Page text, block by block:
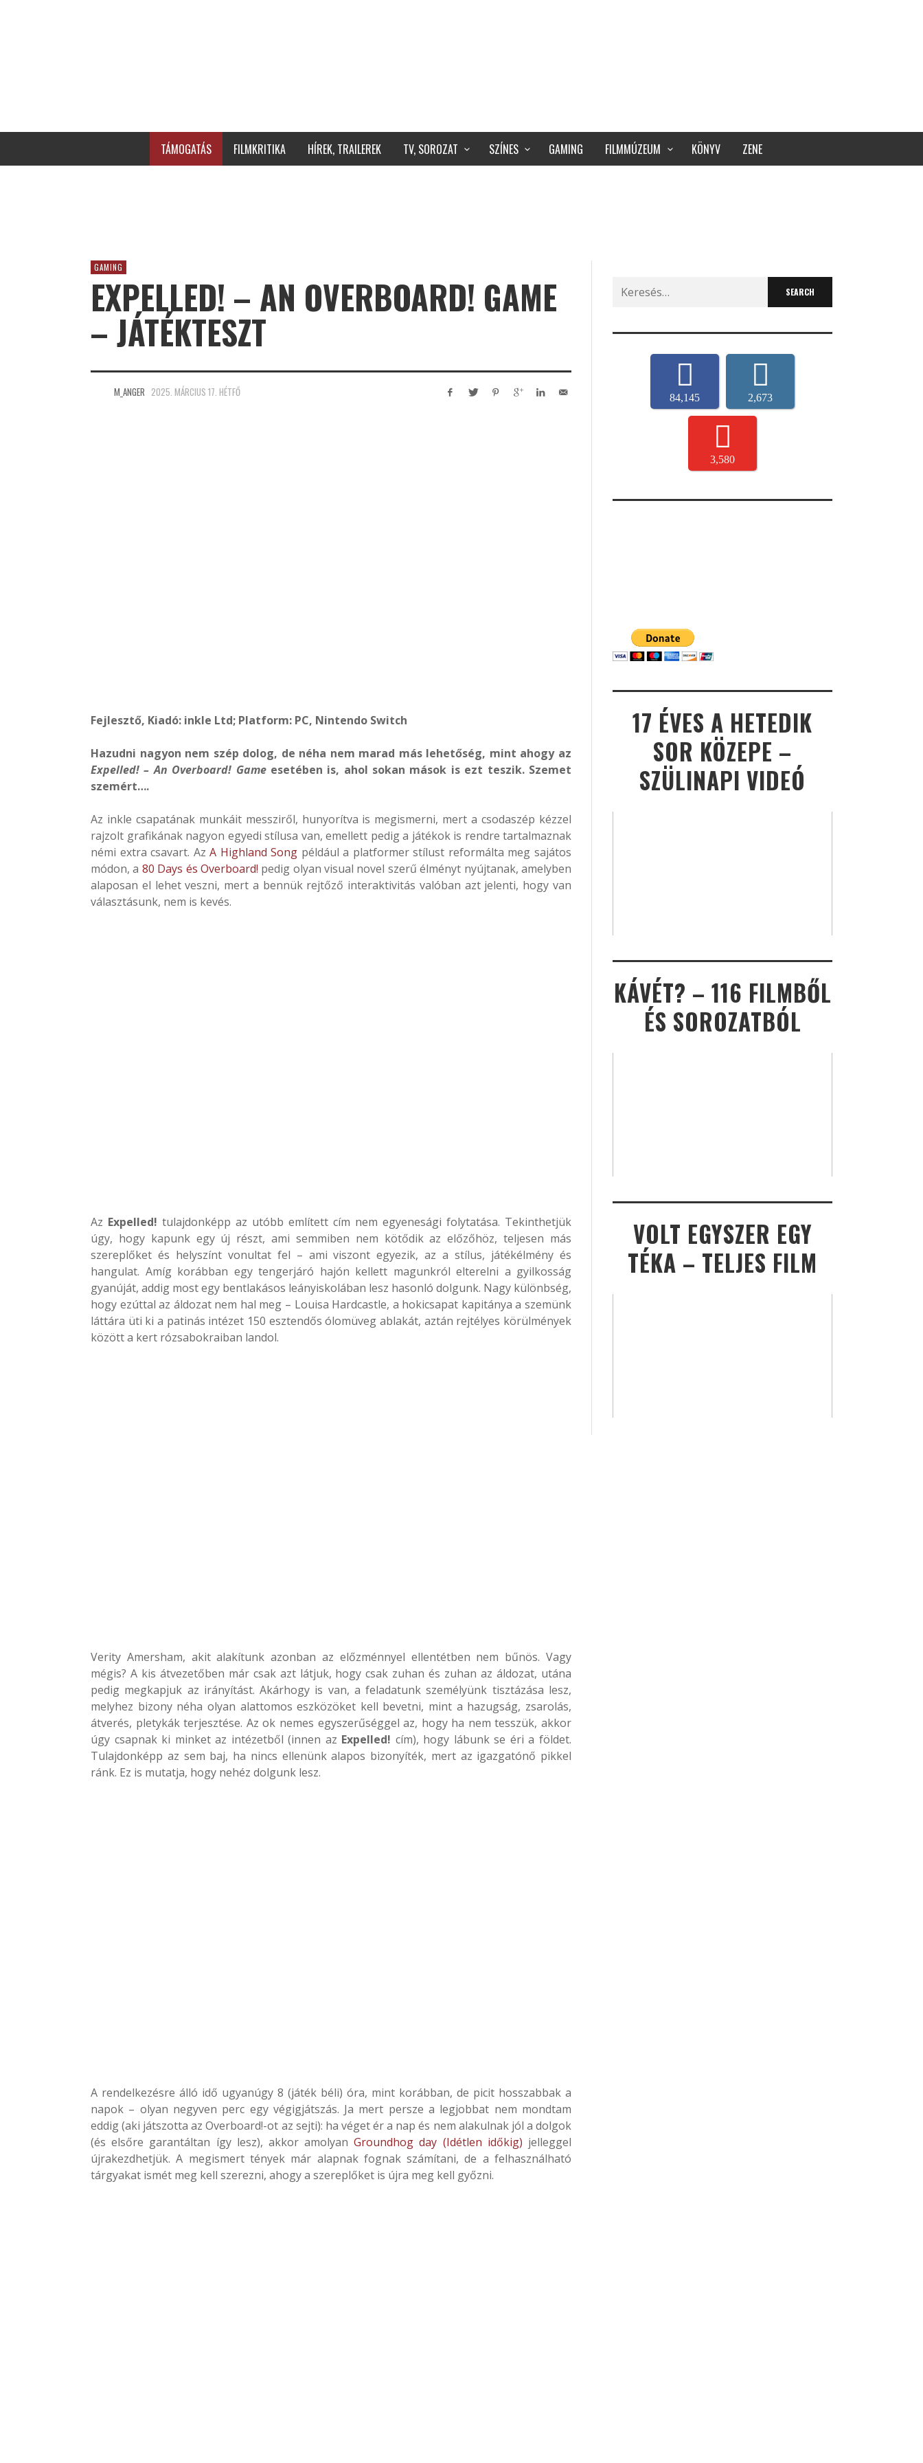
TÁMOGATÁS FILMKRITIKA HÍREK, TRAILEREK TV, SOROZAT SZÍNES GAMING FILMMÚZEUM KÖNYV ZENE
GAMING
EXPELLED! – AN OVERBOARD! GAME
– JÁTÉKTESZT
M_ANGER 2025. MÁRCIUS 17. HÉTFŐ
Fejlesztő, Kiadó: inkle Ltd; Platform: PC, Nintendo Switch
Hazudni nagyon nem szép dolog, de néha nem marad más lehetőség, mint ahogy az
Expelled! – An Overboard! Gameesetében is, ahol sokan mások is ezt teszik. Szemet
szemért….
Az inkle csapatának munkáit messziről, hunyorítva is megismerni, mert a csodaszép kézzel
rajzolt grafikának nagyon egyedi stílusa van, emellett pedig a játékok is rendre tartalmaznak
némi extra csavart. AzA Highland Song például a platformer stílust reformálta meg sajátos
módon, a 80 Days és Overboard! pedig olyan visual novel szerű élményt nyújtanak, amelyben
alaposan el lehet veszni, mert a bennük rejtőző interaktivitás valóban azt jelenti, hogy van
választásunk, nem is kevés.
Az Expelled! tulajdonképp az utóbb említett cím nem egyenesági folytatása. Tekinthetjük
úgy, hogy kapunk egy új részt, ami semmiben nem kötődik az előzőhöz, teljesen más
szereplőket és helyszínt vonultat fel – ami viszont egyezik, az a stílus, játékélmény és
hangulat. Amíg korábban egy tengerjáró hajón kellett magunkról elterelni a gyilkosság
gyanúját, addig most egy bentlakásos leányiskolában lesz hasonló dolgunk. Nagy különbség,
hogy ezúttal az áldozat nem hal meg – Louisa Hardcastle, a hokicsapat kapitánya a szemünk
láttára üti ki a patinás intézet 150 esztendős ólomüveg ablakát, aztán rejtélyes körülmények
között a kert rózsabokraiban landol.
Verity Amersham, akit alakítunk azonban az előzménnyel ellentétben nem bűnös. Vagy
mégis? A kis átvezetőben már csak azt látjuk, hogy csak zuhan és zuhan az áldozat, utána
pedig megkapjuk az irányítást. Akárhogy is van, a feladatunk személyünk tisztázása lesz,
melyhez bizony néha olyan alattomos eszközöket kell bevetni, mint a hazugság, zsarolás,
átverés, pletykák terjesztése. Az ok nemes egyszerűséggel az, hogy ha nem tesszük, akkor
úgy csapnak ki minket az intézetből (innen az Expelled! cím), hogy lábunk se éri a földet.
Tulajdonképp az sem baj, ha nincs ellenünk alapos bizonyíték, mert az igazgatónő pikkel
ránk. Ez is mutatja, hogy nehéz dolgunk lesz.
A rendelkezésre álló idő ugyanúgy 8 (játék béli) óra, mint korábban, de picit hosszabbak a
napok – olyan negyven perc egy végigjátszás. Ja mert persze a legjobbat nem mondtam
eddig (aki játszotta az Overboard!-ot az sejti): ha véget ér a nap és nem alakulnak jól a dolgok
(és elsőre garantáltan így lesz), akkor amolyanGroundhog day (Idétlen időkig) jelleggel
újrakezdhetjük. A megismert tények már alapnak fognak számítani, de a felhasználható
tárgyakat ismét meg kell szerezni, ahogy a szereplőket is újra meg kell győzni.
Search
for:
84,145 2,673
3,580
17 ÉVES A HETEDIK
SOR KÖZEPE –
SZÜLINAPI VIDEÓ
KÁVÉT? – 116 FILMBŐL
ÉS SOROZATBÓL
VOLT EGYSZER EGY
TÉKA – TELJES FILM